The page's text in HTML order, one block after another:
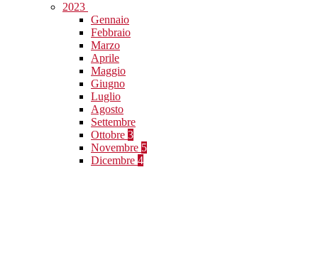
2023
Gennaio
Febbraio
Marzo
Aprile
Maggio
Giugno
Luglio
Agosto
Settembre
Ottobre 3
Novembre 5
Dicembre 4